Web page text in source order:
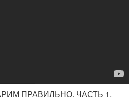
ПРАВИЛЬНО. ЧАСТЬ 1.